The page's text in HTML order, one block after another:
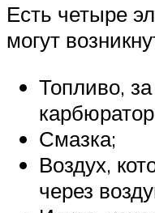
Есть четыре
могут
Топливо,
Смазка;
Воздух,
через